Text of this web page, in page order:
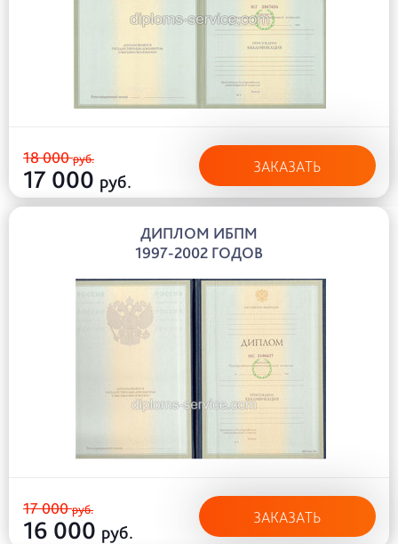
18 000руб.
17 000 руб.
ЗАКАЗАТЬ
ДИПЛОМ ИБПМ
1997-2002 ГОДОВ
17 000руб.
16 000 руб.
ЗАКАЗАТЬ